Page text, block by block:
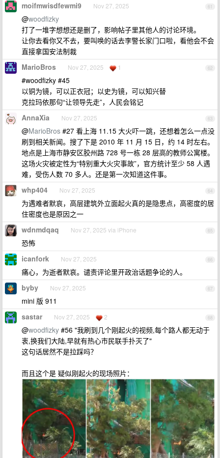
61
moifmwisdfewmi9 Nov 27, 2025
@woodfizky
打了一堆字想想还是删了，影响帖子里其他人的讨论环境。
让你去看你又不去，要叫唤的话去李警长家门口啦，看他会不会
直接拿国安法制裁
62
MarioBros Nov 27, 2025 1
#woodfizky #45
以铜为镜，可以正衣冠；以史为镜，可以知兴替
克拉玛依那句“让领导先走”，人民会铭记
63
AnnaXia Nov 27, 2025
@MarioBros #27 看上海 11.15 大火吓一跳，还想着怎么一点没
刷到相关新闻。搜了下是 2010 年 11 月 15 日，约 14 时左右。
地点是上海市静安区胶州路 728 号一栋 28 层高的教师公寓楼。
这场火灾被定性为“特别重大火灾事故”，官方统计至少 58 人遇
难，受伤人数 70 多人。还是第一次知道这件事。
64
whp404 Nov 27, 2025
为遇难者默哀，高层建筑外立面起火真的是隐患点，高密度的居
住密度也是原因之一
65
wdnmdqaq Nov 27, 2025 via iPhone
恐怖
66
icanfork Nov 27, 2025
痛心，为逝者默哀。谴责评论里开政治话题争论的人。
67
byby Nov 27, 2025
mini 版 911
68
sastar Nov 27, 2025 2
@woodfizky #56 "我刷到几个刚起火的视频,每个路人都无动于
衷,换我们大陆,早就有热心市民联手扑灭了"
这句话居然不是拉踩吗？
而且这个是 疑似刚起火的现场照片：